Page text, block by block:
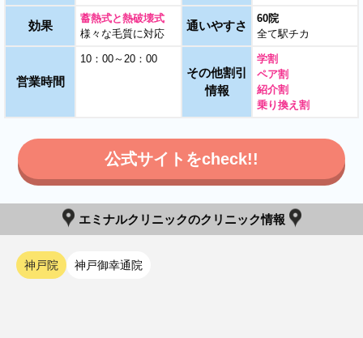
効果
蓄熱式と熱破壊式
様々な毛質に対応
通いやすさ
60院
全て駅チカ
営業時間
10：00～20：00
その他割引
情報
学割
ペア割
紹介割
乗り換え割
公式サイトをcheck!!
エミナルクリニックのクリニック情報
神戸院 神戸御幸通院